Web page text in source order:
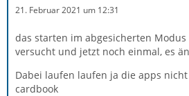
21. Februar 2021 um 12:31
das starten im abgesicherten
versucht und jetzt noch einmal, es
Dabei laufen laufen ja die apps
cardbook